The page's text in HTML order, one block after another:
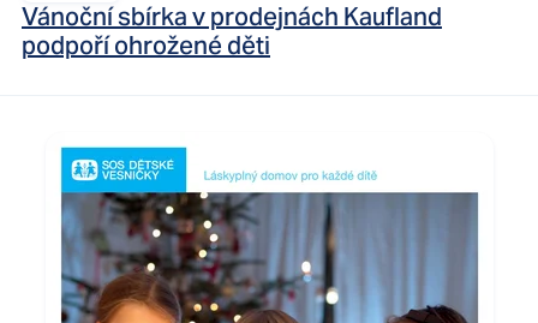
Vánoční sbírka v prodejnách Kaufland
podpoří ohrožené děti